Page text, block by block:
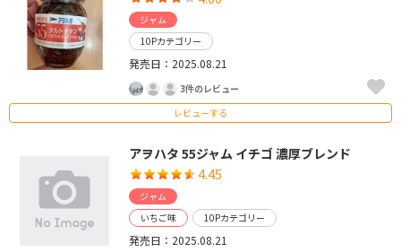
ジャム
10Pカテゴリー
発売日：2025.08.21
3件のレビュー
レビューする
アヲハタ 55ジャム イチゴ 濃厚ブレンド
4.45
ジャム
いちご味
10Pカテゴリー
発売日：2025.08.21